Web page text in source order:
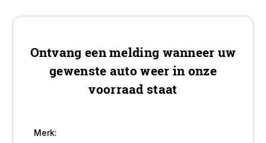
Ontvang een melding wanneer uw
gewenste auto weer in onze
voorraad staat
Merk: